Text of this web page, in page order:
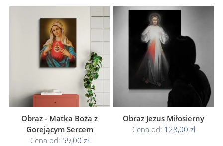
Obraz - Matka Boża z
Gorejącym Sercem
Cena od: 59,00 zł
Obraz Jezus Miłosierny
Cena od: 128,00 zł